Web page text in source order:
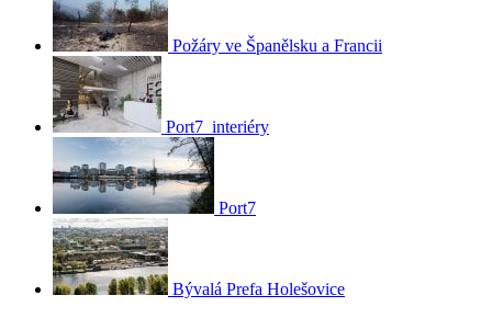
Požáry ve Španělsku a Francii
Port7_interiéry
Port7
Bývalá Prefa Holešovice